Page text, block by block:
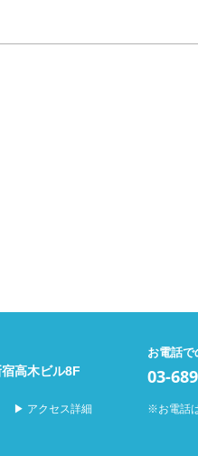
高木ビル8F
▶︎ アクセス詳細
お電話で
03-
※お電話